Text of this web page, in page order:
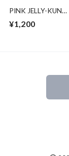
PINK JELLY-KUN
¥1,200